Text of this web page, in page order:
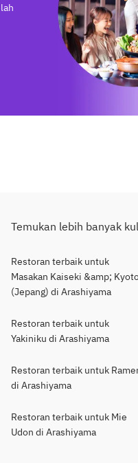
Temukan lebih banyak
Restoran terbaik untuk
Masakan Kaiseki &amp;
(Jepang) di Arashiyama
Restoran terbaik untuk
Yakiniku di Arashiyama
Restoran terbaik untuk
di Arashiyama
Restoran terbaik untuk Mie
Udon di Arashiyama